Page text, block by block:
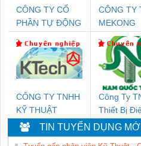
CÔNG TY CỔ
PHẦN TỰ ĐỘNG
CÔNG TY
MEKONG
MARINE
SUPPLY
CÔNG TY TNHH
KỸ THUẬT
KTECH VIỆT
NAM
Công Ty
Thiết Bị
Nam Quốc
TIN TUYỂN DỤNG MỚI